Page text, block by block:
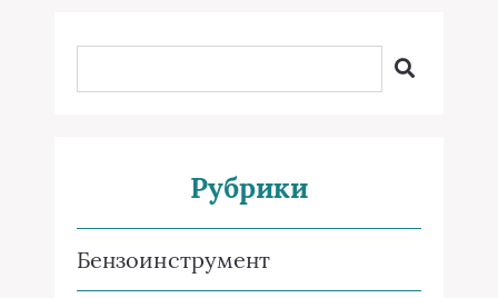
Рубрики
Бензоинструмент